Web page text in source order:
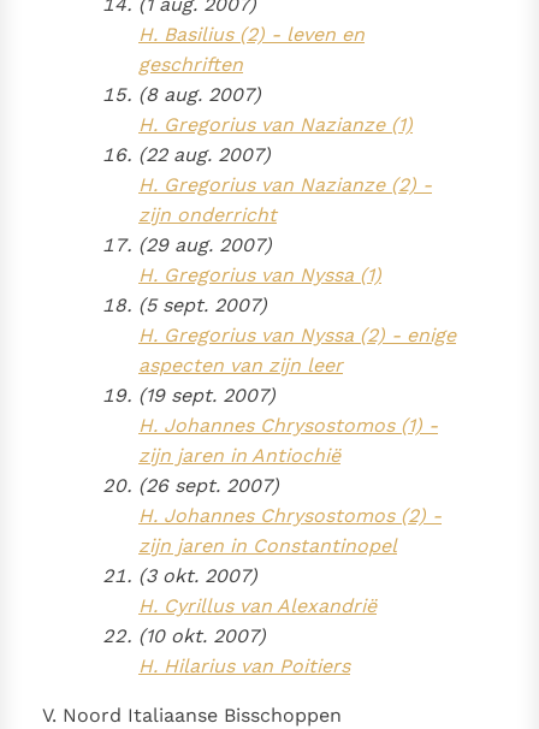
(1 aug. 2007)
H. Basilius (2) - leven en
geschriften
(8 aug. 2007)
H. Gregorius van Nazianze (1)
(22 aug. 2007)
H. Gregorius van Nazianze (2) -
zijn onderricht
(29 aug. 2007)
H. Gregorius van Nyssa (1)
(5 sept. 2007)
H. Gregorius van Nyssa (2) - enige
aspecten van zijn leer
(19 sept. 2007)
H. Johannes Chrysostomos (1) -
zijn jaren in Antiochië
(26 sept. 2007)
H. Johannes Chrysostomos (2) -
zijn jaren in Constantinopel
(3 okt. 2007)
H. Cyrillus van Alexandrië
(10 okt. 2007)
H. Hilarius van Poitiers
V. Noord Italiaanse Bisschoppen